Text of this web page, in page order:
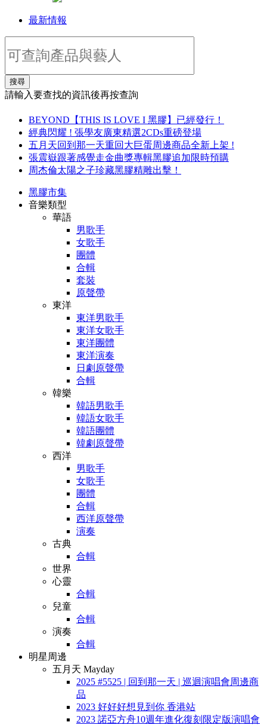
最新情報
搜尋
請輸入要查找的資訊後再按查詢
BEYOND【THIS IS LOVE I 黑膠】已經發行！
經典閃耀 ! 張學友廣東精選2CDs重磅登場
五月天回到那一天重回大巨蛋周邊商品全新上架 !
張震嶽跟著感覺走金曲獎專輯黑膠追加限時預購
周杰倫太陽之子珍藏黑膠精雕出擊！
黑膠市集
音樂類型
華語
男歌手
女歌手
團體
合輯
套裝
原聲帶
東洋
東洋男歌手
東洋女歌手
東洋團體
東洋演奏
日劇原聲帶
合輯
韓樂
韓語男歌手
韓語女歌手
韓語團體
韓劇原聲帶
西洋
男歌手
女歌手
團體
合輯
西洋原聲帶
演奏
古典
合輯
世界
心靈
合輯
兒童
合輯
演奏
合輯
明星周邊
五月天 Mayday
2025 #5525 | 回到那一天 | 巡迴演唱會周邊商
品
2023 好好好想見到你 香港站
2023 諾亞方舟10週年進化復刻限定版演唱會